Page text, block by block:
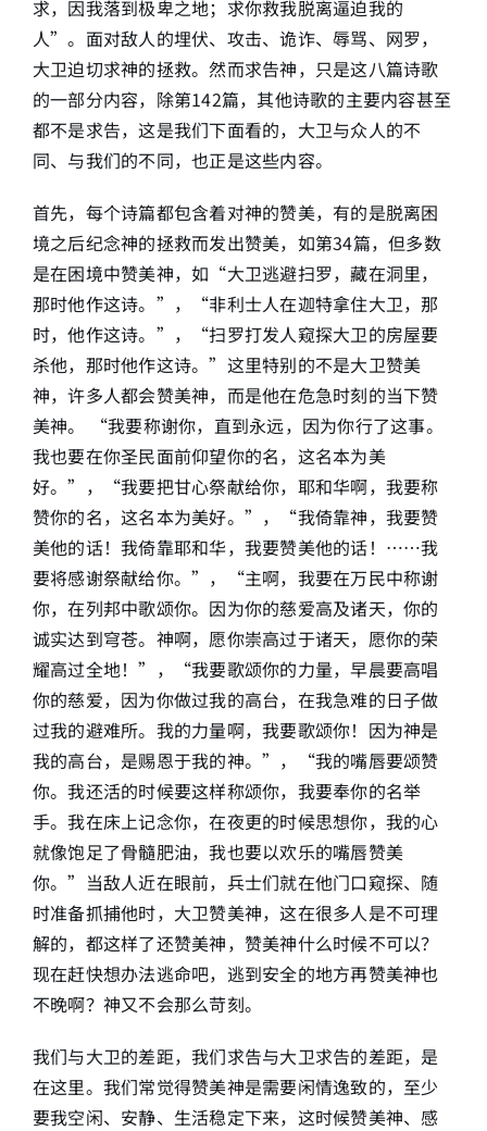
求，因我落到极卑之地；求你救我脱离逼迫我的
人”。面对敌人的埋伏、攻击、诡诈、辱骂、网罗，
大卫迫切求神的拯救。然而求告神，只是这八篇诗歌
的一部分内容，除第142篇，其他诗歌的主要内容甚至
都不是求告，这是我们下面看的，大卫与众人的不
同、与我们的不同，也正是这些内容。
首先，每个诗篇都包含着对神的赞美，有的是脱离困
境之后纪念神的拯救而发出赞美，如第34篇，但多数
是在困境中赞美神，如“大卫逃避扫罗，藏在洞里，
那时他作这诗。”，“非利士人在迦特拿住大卫，那
时，他作这诗。”，“扫罗打发人窥探大卫的房屋要
杀他，那时他作这诗。”这里特别的不是大卫赞美
神，许多人都会赞美神，而是他在危急时刻的当下赞
美神。 “我要称谢你，直到永远，因为你行了这事。
我也要在你圣民面前仰望你的名，这名本为美
好。”，“我要把甘心祭献给你，耶和华啊，我要称
赞你的名，这名本为美好。”，“我倚靠神，我要赞
美他的话！我倚靠耶和华，我要赞美他的话！……我
要将感谢祭献给你。”，“主啊，我要在万民中称谢
你，在列邦中歌颂你。因为你的慈爱高及诸天，你的
诚实达到穹苍。神啊，愿你崇高过于诸天，愿你的荣
耀高过全地！”，“我要歌颂你的力量，早晨要高唱
你的慈爱，因为你做过我的高台，在我急难的日子做
过我的避难所。我的力量啊，我要歌颂你！因为神是
我的高台，是赐恩于我的神。”，“我的嘴唇要颂赞
你。我还活的时候要这样称颂你，我要奉你的名举
手。我在床上记念你，在夜更的时候思想你，我的心
就像饱足了骨髓肥油，我也要以欢乐的嘴唇赞美
你。”当敌人近在眼前，兵士们就在他门口窥探、随
时准备抓捕他时，大卫赞美神，这在很多人是不可理
解的，都这样了还赞美神，赞美神什么时候不可以？
现在赶快想办法逃命吧，逃到安全的地方再赞美神也
不晚啊？神又不会那么苛刻。
我们与大卫的差距，我们求告与大卫求告的差距，是
在这里。我们常觉得赞美神是需要闲情逸致的，至少
要我空闲、安静、生活稳定下来，这时候赞美神、感